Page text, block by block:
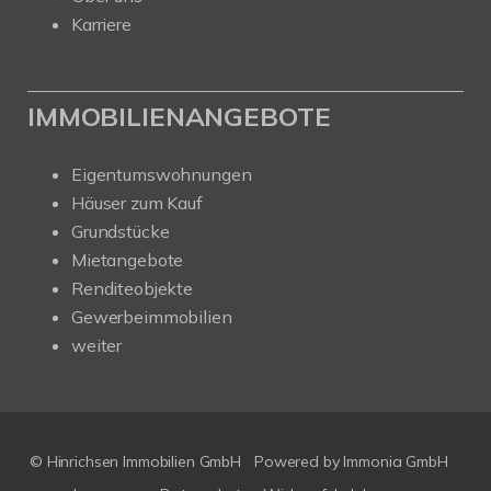
Karriere
IMMOBILIENANGEBOTE
Eigentumswohnungen
Häuser zum Kauf
Grundstücke
Mietangebote
Renditeobjekte
Gewerbeimmobilien
weiter
© Hinrichsen Immobilien GmbH Powered by Immonia GmbH